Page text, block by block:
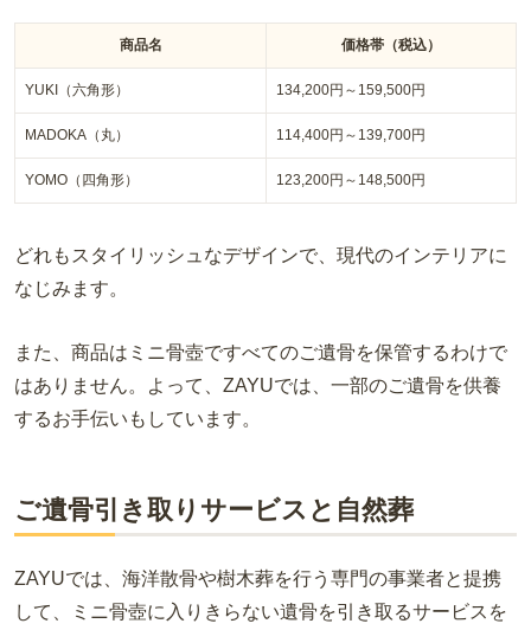
商品名 価格帯（税込）
YUKI（六角形） 134,200円～ 159,500円
MADOKA（丸） 114,400円～ 139,700円
YOMO（四角形） 123,200円～ 148,500円
どれもスタイリッシュなデザインで、現代のインテリアに
なじみます。
また、商品はミニ骨壺ですべてのご遺骨を保管するわけで
はありません。よって、ZAYUでは、一部のご遺骨を供養
するお手伝いもしています。
ご遺骨引き取りサービスと自然葬
ZAYUでは、海洋散骨や樹木葬を行う専門の事業者と提携
して、ミニ骨壺に入りきらない遺骨を引き取るサービスを